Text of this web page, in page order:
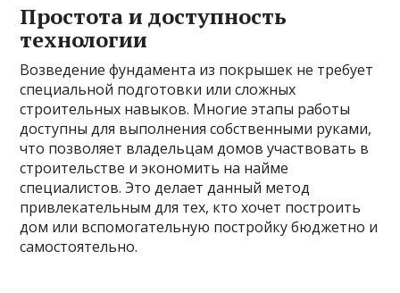
Простота и доступность
технологии
Возведение фундамента из покрышек не требует
специальной подготовки или сложных
строительных навыков. Многие этапы работы
доступны для выполнения собственными руками,
что позволяет владельцам домов участвовать в
строительстве и экономить на найме
специалистов. Это делает данный метод
привлекательным для тех, кто хочет построить
дом или вспомогательную постройку бюджетно и
самостоятельно.